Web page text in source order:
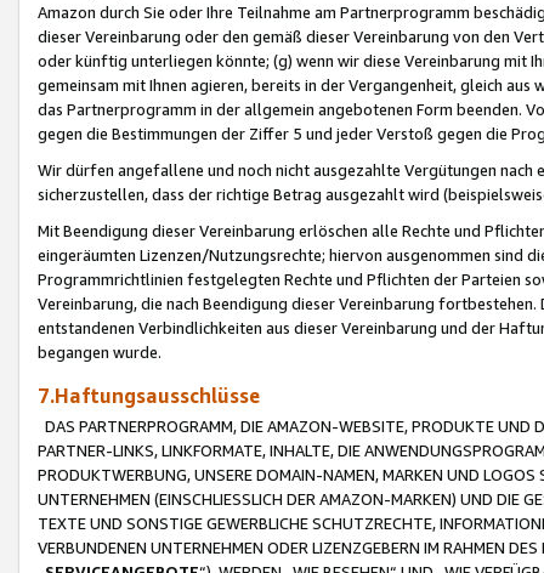
Amazon durch Sie oder Ihre Teilnahme am Partnerprogramm
dieser Vereinbarung oder den gemäß dieser Vereinbarung von den
oder künftig unterliegen könnte; (g) wenn wir diese Vereinbarung mit
gemeinsam mit Ihnen agieren, bereits in der Vergangenheit, gleich
das Partnerprogramm in der allgemein angebotenen Form beenden.
gegen die Bestimmungen der Ziffer 5 und jeder Verstoß gegen die
Wir dürfen angefallene und noch nicht ausgezahlte Vergütungen
sicherzustellen, dass der richtige Betrag ausgezahlt wird
Mit Beendigung dieser Vereinbarung erlöschen alle Rechte und
eingeräumten Lizenzen/Nutzungsrechte; hiervon ausgenommen sind
Programmrichtlinien festgelegten Rechte und Pflichten der Parteien
Vereinbarung, die nach Beendigung dieser Vereinbarung
entstandenen Verbindlichkeiten aus dieser Vereinbarung und der
begangen wurde.
7.Haftungsausschlüsse
DAS PARTNERPROGRAMM, DIE AMAZON-WEBSITE, PRODUKTE UND
PARTNER-LINKS, LINKFORMATE, INHALTE, DIE
PRODUKTWERBUNG, UNSERE DOMAIN-NAMEN, MARKEN UND
UNTERNEHMEN (EINSCHLIESSLICH DER AMAZON-MARKEN) UND DIE
TEXTE UND SONSTIGE GEWERBLICHE SCHUTZRECHTE,
VERBUNDENEN UNTERNEHMEN ODER LIZENZGEBERN IM RAHMEN